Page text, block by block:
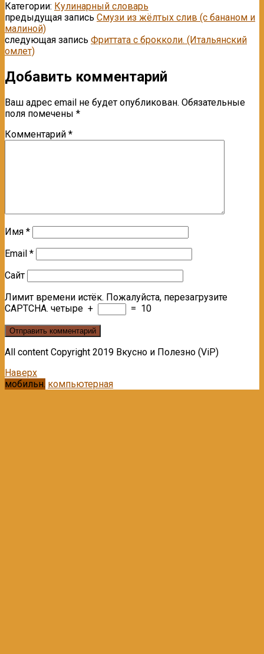
Категории: Кулинарный словарь
предыдущая запись Cмузи из жёлтых слив (с бананом и
малиной)
следующая запись Фриттата с брокколи. (Итальянский
омлет)
Добавить комментарий
Ваш адрес email не будет опубликован. Обязательные
поля помечены *
Комментарий *
Имя *
Email *
Сайт
Лимит времени истёк. Пожалуйста, перезагрузите
CAPTCHA. четыре + = 10
All content Copyright 2019 Вкусно и Полезно (ViP)
Наверх
мобильн. компьютерная